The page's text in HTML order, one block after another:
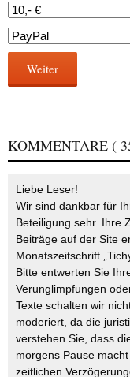
Weiter
KOMMENTARE (
Liebe Leser!
Wir sind dankbar für
Beteiligung sehr. Ihre
Beiträge auf der Site
Monatszeitschrift
Bitte entwerten Sie
Verunglimpfungen
Texte schalten wir
moderiert, da die
verstehen Sie, dass
morgens Pause
zeitlichen